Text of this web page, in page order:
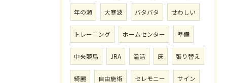
年の瀬 大寒波 バタバタ せわしい
トレーニング ホームセンター 準備
中央競馬 JRA 温活 床 張り替え
綺麗 自由施術 セレモニー サイン